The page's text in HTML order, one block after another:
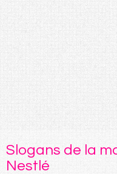
Slogans de la
Nestlé